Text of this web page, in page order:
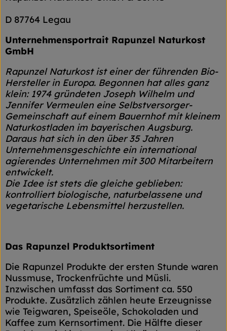
D 87764 Legau
Unternehmensportrait Rapunzel Naturkost
GmbH
Rapunzel Naturkost ist einer der führenden Bio-
Hersteller in Europa. Begonnen hat alles ganz
klein: 1974 gründeten Joseph Wilhelm und
Jennifer Vermeulen eine Selbstversorger-
Gemeinschaft auf einem Bauernhof mit kleinem
Naturkostladen im bayerischen Augsburg.
Daraus hat sich in den über 35 Jahren
Unternehmensgeschichte ein international
agierendes Unternehmen mit 300 Mitarbeitern
entwickelt.
Die Idee ist stets die gleiche geblieben:
kontrolliert biologische, naturbelassene und
vegetarische Lebensmittel herzustellen.
Das Rapunzel Produktsortiment
Die Rapunzel Produkte der ersten Stunde waren
Nussmuse, Trockenfrüchte und Müsli.
Inzwischen umfasst das Sortiment ca. 550
Produkte. Zusätzlich zählen heute Erzeugnisse
wie Teigwaren, Speiseöle, Schokoladen und
Kaffee zum Kernsortiment. Die Hälfte dieser